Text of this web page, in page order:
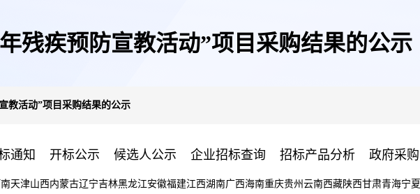
残疾预防宣教活动”项目采购结果的公示
教活动”项目采购结果的公示
通知 开标公示 候选人公示 企业招标查询 招标产品分析 政府采购
天津山西内蒙古辽宁吉林黑龙江安徽福建江西湖南广西海南重庆贵州 云南西藏陕西甘肃青海宁夏